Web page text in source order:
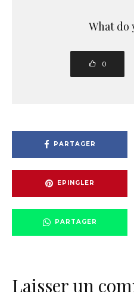
What do
0
PARTAGER
EPINGLER
PARTAGER
Laisser un